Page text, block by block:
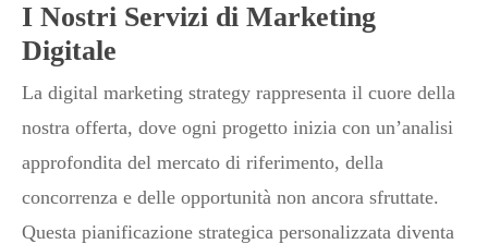
I Nostri Servizi di Marketing
Digitale
La digital marketing strategy rappresenta il cuore della
nostra offerta, dove ogni progetto inizia con un’analisi
approfondita del mercato di riferimento, della
concorrenza e delle opportunità non ancora sfruttate.
Questa pianificazione strategica personalizzata diventa